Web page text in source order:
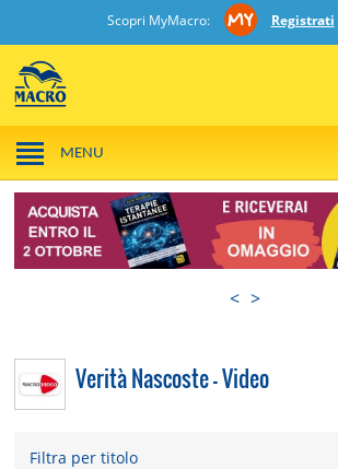
Scopri MyMacro: Registrati
MENU
< >
Verità Nascoste - Video
Filtra per titolo